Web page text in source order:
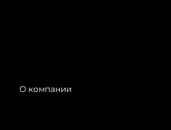
О компании